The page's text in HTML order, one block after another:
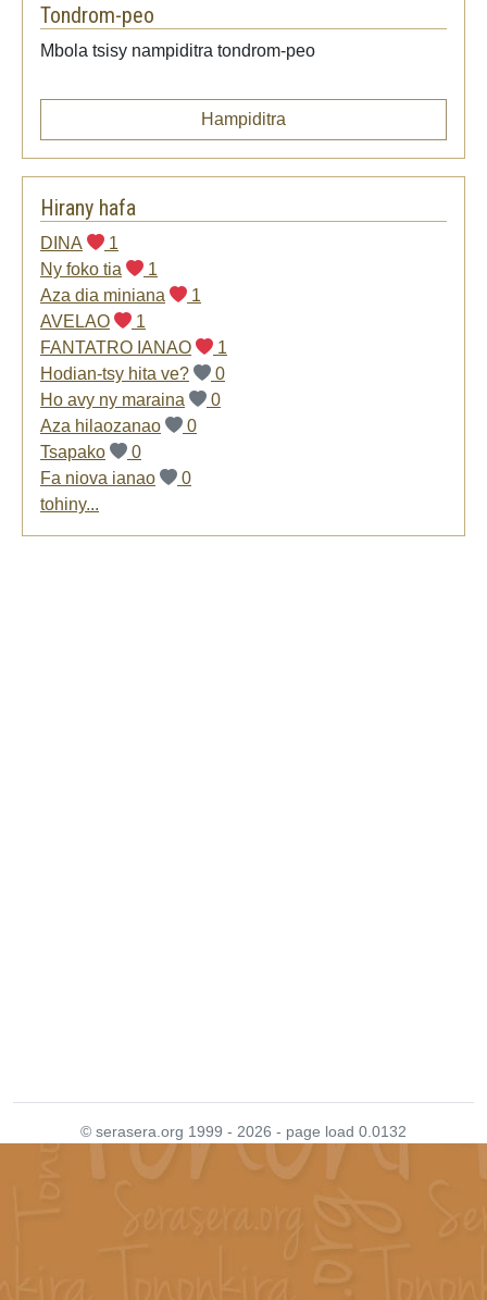
Tondrom-peo
Mbola tsisy nampiditra tondrom-peo
Hampiditra
Hirany hafa
DINA
1
Ny foko tia
1
Aza dia miniana
1
AVELAO
1
FANTATRO IANAO
1
Hodian-tsy hita ve?
0
Ho avy ny maraina
0
Aza hilaozanao
0
Tsapako
0
Fa niova ianao
0
tohiny...
© serasera.org 1999 - 2026 - page load 0.0132